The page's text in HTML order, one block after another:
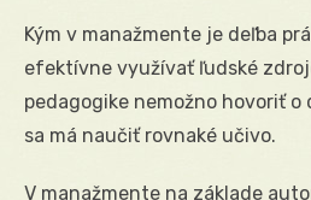
Kým v manažmente je deľba
efektívne využívať ľudské
pedagogike nemožno hovoriť o
sa má naučiť rovnaké učivo.
V manažmente na základe